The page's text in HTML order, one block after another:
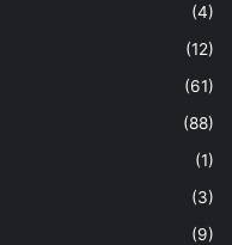
(4)
(12)
(61)
(88)
(1)
(3)
(9)